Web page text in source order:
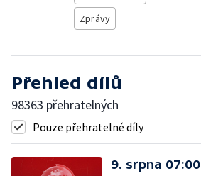
Zprávy
Přehled dílů
98363 přehratelných
Pouze přehratelné díly
9. srpna 07:00